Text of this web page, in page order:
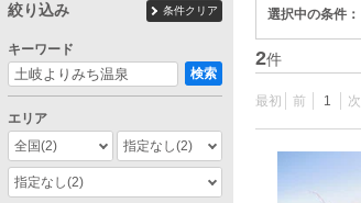
選択中の条件：
2件
最初 前 1 次
絞り込み 条件クリア
キーワード
検索
エリア
全国(2) 指定なし(2)
指定なし(2)